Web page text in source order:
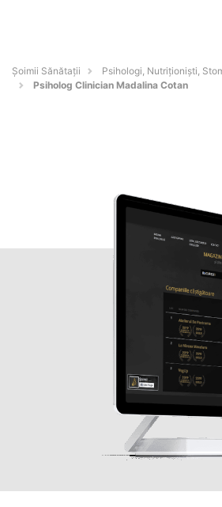
Şoimii Sănătații
Psihologi, Nutriționiști,
Psiholog Clinician Madalina Cotan